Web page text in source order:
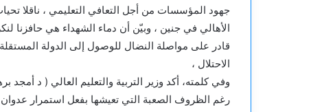
جهود المؤسسات من أجل التعافي التعليمي ، ناقلا
الأهالي في جنين ، وبيّن أن دماء الشهداء هي حافزنا
قادر على مواصلة النضال للوصول إلى الدولة المستقلة
الاحتلال ،
وفي كلمته، أكد وزير التربية والتعليم العالي ( د أمجد
رغم الظروف الصعبة التي تعيشها بفعل استمرار عدوان